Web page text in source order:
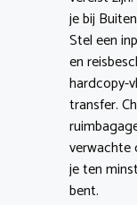
je bij
Stel een
en
hardcopy-
transfer.
verwachte
je ten
bent.